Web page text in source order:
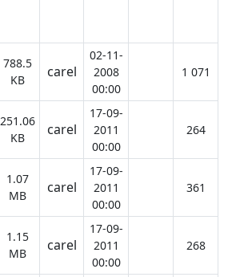
788.5
KB
carel
02-11-
2008
00:00
1 071
251.06
KB
carel
17-09-
2011
00:00
264
1.07
MB
carel
17-09-
2011
00:00
361
1.15
MB
carel
17-09-
2011
00:00
268